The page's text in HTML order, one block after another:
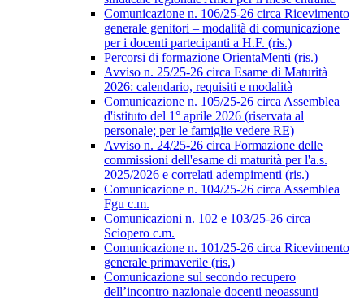
Comunicazione n. 106/25-26 circa Ricevimento
generale genitori – modalità di comunicazione
per i docenti partecipanti a H.F. (ris.)
Percorsi di formazione OrientaMenti (ris.)
Avviso n. 25/25-26 circa Esame di Maturità
2026: calendario, requisiti e modalità
Comunicazione n. 105/25-26 circa Assemblea
d'istituto del 1° aprile 2026 (riservata al
personale; per le famiglie vedere RE)
Avviso n. 24/25-26 circa Formazione delle
commissioni dell'esame di maturità per l'a.s.
2025/2026 e correlati adempimenti (ris.)
Comunicazione n. 104/25-26 circa Assemblea
Fgu c.m.
Comunicazioni n. 102 e 103/25-26 circa
Sciopero c.m.
Comunicazione n. 101/25-26 circa Ricevimento
generale primaverile (ris.)
Comunicazione sul secondo recupero
dell’incontro nazionale docenti neoassunti